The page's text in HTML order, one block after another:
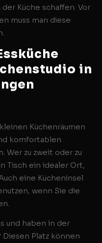
Küche schaffen. Vor
muss man diese
in
Küchenräumen
komfortablen
Wer zu zweit oder zu
Tisch ein idealer Ort,
eine Kücheninsel
wenn Sie die
und haben in der
Diesen Platz können